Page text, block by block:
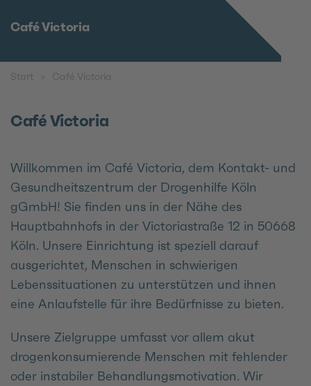
Café Victoria
Start Café Victoria
Café Victoria
Willkommen im Café Victoria, dem Kontakt- und
Gesundheitszentrum der Drogenhilfe Köln
gGmbH! Sie finden uns in der Nähe des
Hauptbahnhofs in der Victoriastraße 12 in 50668
Köln. Unsere Einrichtung ist speziell darauf
ausgerichtet, Menschen in schwierigen
Lebenssituationen zu unterstützen und ihnen
eine Anlaufstelle für ihre Bedürfnisse zu bieten.
Unsere Zielgruppe umfasst vor allem akut
drogenkonsumierende Menschen mit fehlender
oder instabiler Behandlungsmotivation. Wir